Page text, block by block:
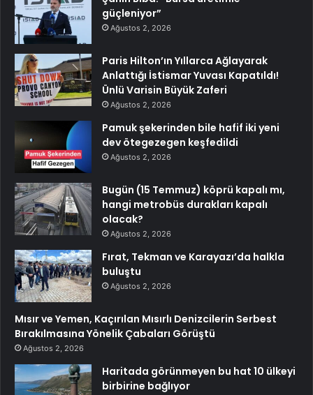
güçleniyor”
Ağustos 2, 2026
Paris Hilton’ın Yıllarca Ağlayarak
Anlattığı İstismar Yuvası Kapatıldı!
Ünlü Varisin Büyük Zaferi
Ağustos 2, 2026
Pamuk şekerinden bile hafif iki yeni
dev ötegezegen keşfedildi
Ağustos 2, 2026
Bugün (15 Temmuz) köprü kapalı mı,
hangi metrobüs durakları kapalı
olacak?
Ağustos 2, 2026
Fırat, Tekman ve Karayazı’da halkla
buluştu
Ağustos 2, 2026
Mısır ve Yemen, Kaçırılan Mısırlı Denizcilerin Serbest
Bırakılmasına Yönelik Çabaları Görüştü
Ağustos 2, 2026
Haritada görünmeyen bu hat 10 ülkeyi
birbirine bağlıyor